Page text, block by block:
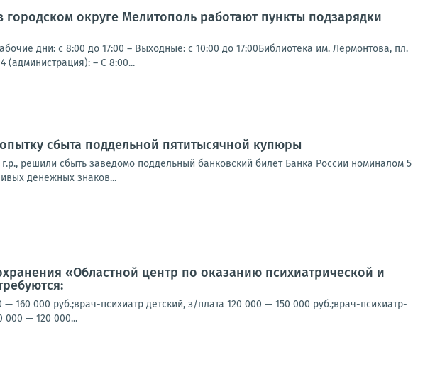
округе Мелитополь работают пункты подзарядки
дни: с 8:00 до 17:00 – Выходные: с 10:00 до 17:00Библиотека им. Лермонтова, пл.
(администрация): – С 8:00...
сбыта поддельной пятитысячной купюры
решили сбыть заведомо поддельный банковский билет Банка России номиналом 5
денежных знаков...
«Областной центр по оказанию психиатрической и
160 000 руб.;врач-психиатр детский, з/плата 120 000 — 150 000 руб.;врач-психиатр-
000 — 120 000...